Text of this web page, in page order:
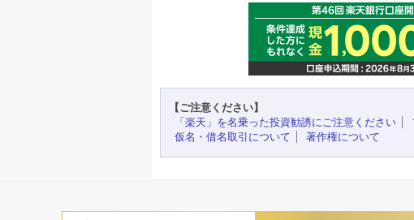
【ご注意ください】
「楽天」を名乗った投資勧誘にご注意ください
仮名・借名取引について
著作権について